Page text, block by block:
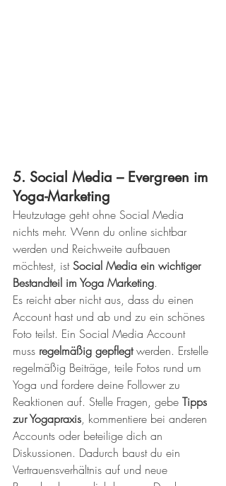
5. Social Media – Evergreen im
Yoga-Marketing
Heutzutage geht ohne Social Media
nichts mehr. Wenn du online sichtbar
werden und Reichweite aufbauen
möchtest, ist Social Media ein wichtiger
Bestandteil im Yoga Marketing.
Es reicht aber nicht aus, dass du einen
Account hast und ab und zu ein schönes
Foto teilst. Ein Social Media Account
muss regelmäßig gepflegt werden. Erstelle
regelmäßig Beiträge, teile Fotos rund um
Yoga und fordere deine Follower zu
Reaktionen auf. Stelle Fragen, gebe Tipps
zur Yogapraxis, kommentiere bei anderen
Accounts oder beteilige dich an
Diskussionen. Dadurch baust du ein
Vertrauensverhältnis auf und neue